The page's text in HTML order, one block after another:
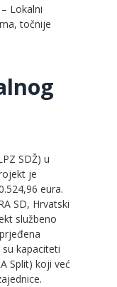
Lokalni
točnije
SDŽ) u
je
eura.
SD, Hrvatski
službeno
kapaciteti
Split) koji već